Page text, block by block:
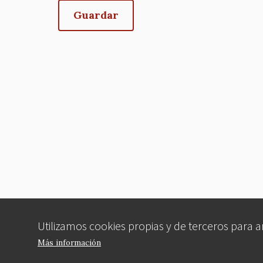
Utilizamos cookies propias y de terceros para
Más información